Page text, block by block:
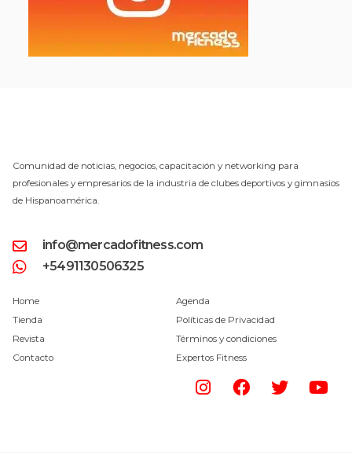
Comunidad de noticias, negocios, capacitación y networking para
profesionales y empresarios de la industria de clubes deportivos y gimnasios
de Hispanoamérica.
info@mercadofitness.com
+5491130506325
Home
Tienda
Revista
Contacto
Agenda
Políticas de Privacidad
Términos y condiciones
Expertos Fitness